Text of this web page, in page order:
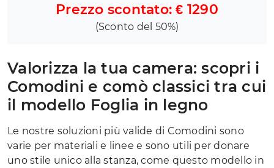
Prezzo scontato: € 1290
(Sconto del 50%)
Valorizza la tua camera: scopri i
Comodini e comò classici tra cui
il modello Foglia in legno
Le nostre soluzioni più valide di Comodini sono
varie per materiali e linee e sono utili per donare
uno stile unico alla stanza, come questo modello in